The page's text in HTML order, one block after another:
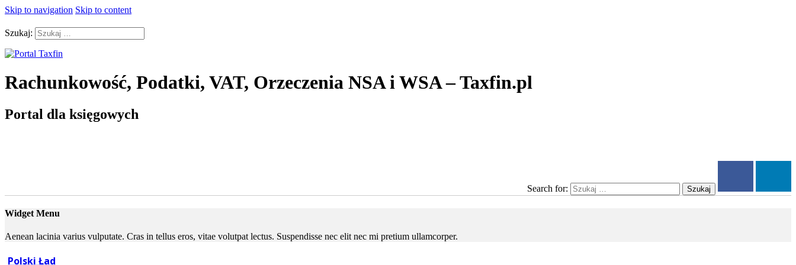
Skip to navigation Skip to content
Szukaj:
Rachunkowość, Podatki, VAT, Orzeczenia NSA i WSA – Taxfin.pl
Portal dla księgowych
Search for: Szukaj
Widget Menu
Aenean lacinia varius vulputate. Cras in tellus eros, vitae volutpat lectus. Suspendisse nec elit nec mi pretium ullamcorper.
Polski Ład